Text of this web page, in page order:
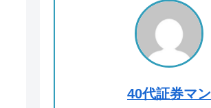
40代証券マン